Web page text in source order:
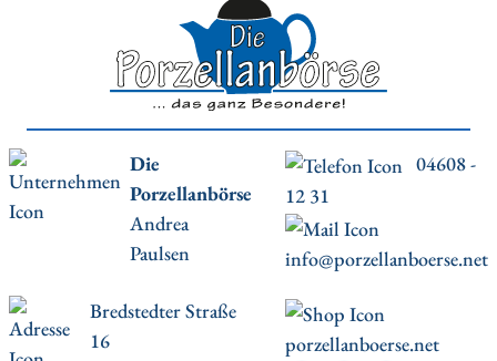
Die
Porzellanbörse
Andrea
Paulsen
04608 -
12 31
info@porzellanboerse.net
Bredstedter Straße
16
porzellanboerse.net